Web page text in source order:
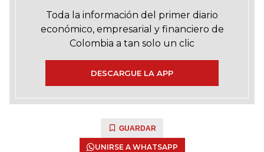
Toda la información del primer diario
económico, empresarial y financiero de
Colombia a tan solo un clic
DESCARGUE LA APP
GUARDAR
UNIRSE A WHATSAPP